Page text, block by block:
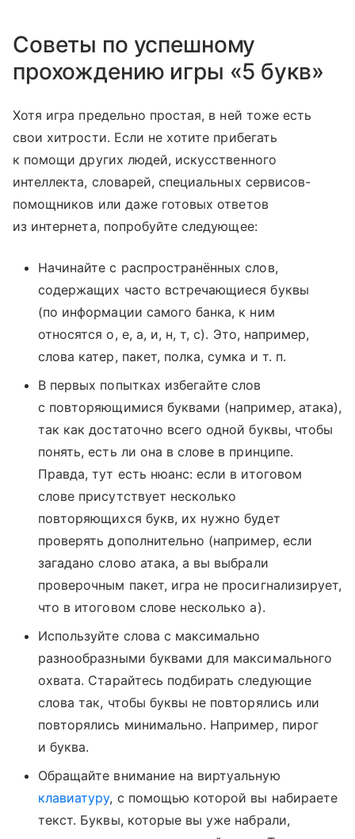
Советы по успешному
прохождению игры «5 букв»
Хотя игра предельно простая, в ней тоже есть
свои хитрости. Если не хотите прибегать
к помощи других людей, искусственного
интеллекта, словарей, специальных сервисов-
помощников или даже готовых ответов
из интернета, попробуйте следующее:
Начинайте с распространённых слов,
содержащих часто встречающиеся буквы
(по информации самого банка, к ним
относятся о, е, а, и, н, т, с). Это, например,
слова катер, пакет, полка, сумка и т. п.
В первых попытках избегайте слов
с повторяющимися буквами (например, атака),
так как достаточно всего одной буквы, чтобы
понять, есть ли она в слове в принципе.
Правда, тут есть нюанс: если в итоговом
слове присутствует несколько
повторяющихся букв, их нужно будет
проверять дополнительно (например, если
загадано слово атака, а вы выбрали
проверочным пакет, игра не просигнализирует,
что в итоговом слове несколько а).
Используйте слова с максимально
разнообразными буквами для максимального
охвата. Старайтесь подбирать следующие
слова так, чтобы буквы не повторялись или
повторялись минимально. Например, пирог
и буква.
Обращайте внимание на виртуальную
клавиатуру, с помощью которой вы набираете
текст. Буквы, которые вы уже набрали,